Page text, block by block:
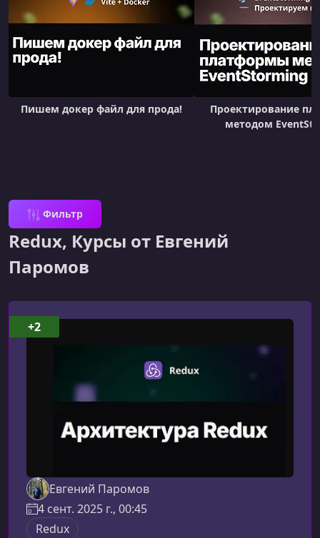
Пишем докер файл для прода!
Проектирование
методом
Фильтр
Redux, Курсы от Евгений
Паромов
Евгений Паромов
4 сент. 2025 г., 00:45
Redux
+2